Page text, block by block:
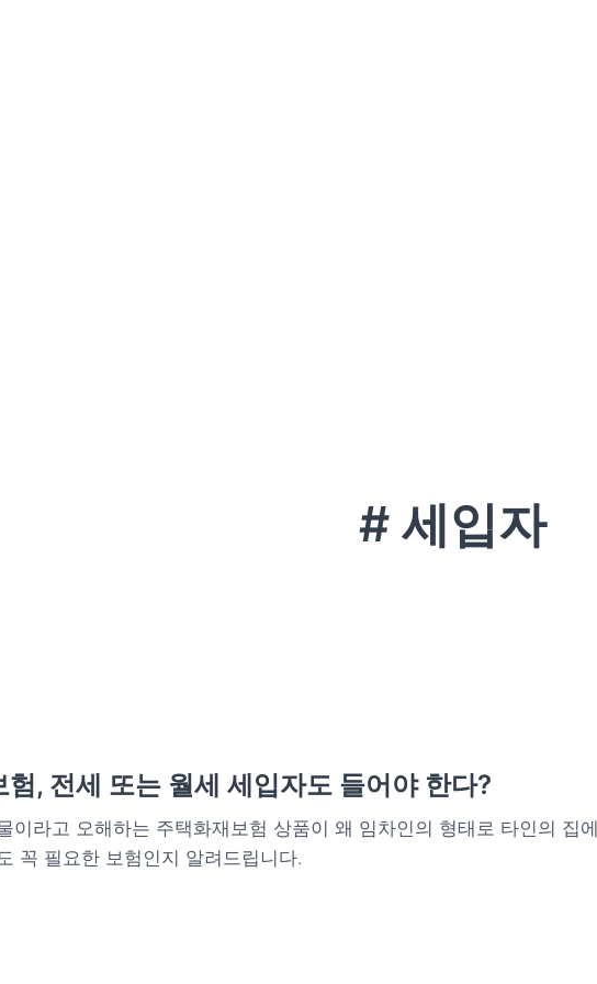
# 세입자
험, 전세 또는 월세 세입자도 들어야 한다?
이라고 오해하는 주택화재보험 상품이 왜 임차인의 형태로 타인의 집에
꼭 필요한 보험인지 알려드립니다.